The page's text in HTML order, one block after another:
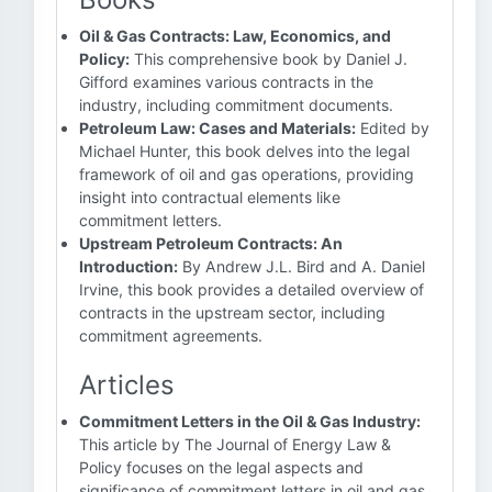
Oil & Gas Contracts: Law, Economics, and
Policy: This comprehensive book by Daniel J.
Gifford examines various contracts in the
industry, including commitment documents.
Petroleum Law: Cases and Materials: Edited by
Michael Hunter, this book delves into the legal
framework of oil and gas operations, providing
insight into contractual elements like
commitment letters.
Upstream Petroleum Contracts: An
Introduction: By Andrew J.L. Bird and A. Daniel
Irvine, this book provides a detailed overview of
contracts in the upstream sector, including
commitment agreements.
Articles
Commitment Letters in the Oil & Gas Industry:
This article by The Journal of Energy Law &
Policy focuses on the legal aspects and